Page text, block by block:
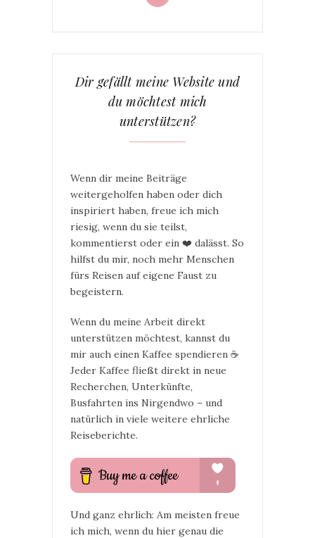
Dir gefällt meine Website und
du möchtest mich
unterstützen?
Wenn dir meine Beiträge
weitergeholfen haben oder dich
inspiriert haben, freue ich mich
riesig, wenn du sie teilst,
kommentierst oder ein ❤️ dalässt. So
hilfst du mir, noch mehr Menschen
fürs Reisen auf eigene Faust zu
begeistern.
Wenn du meine Arbeit direkt
unterstützen möchtest, kannst du
mir auch einen Kaffee spendieren ☕
Jeder Kaffee fließt direkt in neue
Recherchen, Unterkünfte,
Busfahrten ins Nirgendwo – und
natürlich in viele weitere ehrliche
Reiseberichte.
Und ganz ehrlich: Am meisten freue
ich mich, wenn du hier genau die